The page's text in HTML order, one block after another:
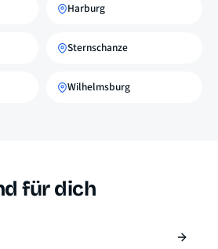
Harburg
Sternschanze
Wilhelmsburg
für dich